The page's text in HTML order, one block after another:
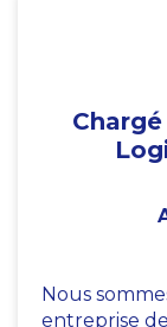
Nous
entreprise